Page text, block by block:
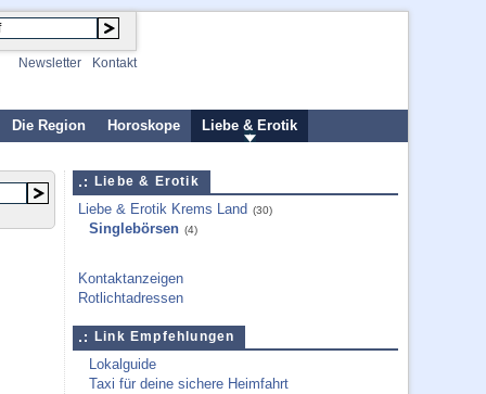
Newsletter Kontakt
Die Region Horoskope Liebe & Erotik
Liebe & Erotik
Liebe & Erotik Krems Land (30)
Singlebörsen (4)
Kontaktanzeigen
Rotlichtadressen
Link Empfehlungen
Lokalguide
Taxi für deine sichere Heimfahrt